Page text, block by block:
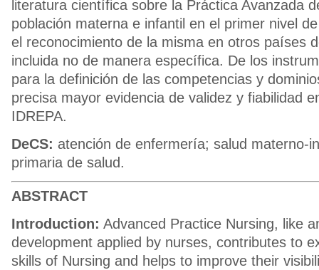
literatura científica sobre la Práctica Avanzada
población materna e infantil en el primer nivel
el reconocimiento de la misma en otros países
incluida no de manera específica. De los
para la definición de las competencias y
precisa mayor evidencia de validez y fiabilidad
IDREPA.
DeCS: atención de enfermería; salud materno-
primaria de salud.
ABSTRACT
Introduction: Advanced Practice Nursing, like
development applied by nurses, contributes to
skills of Nursing and helps to improve their